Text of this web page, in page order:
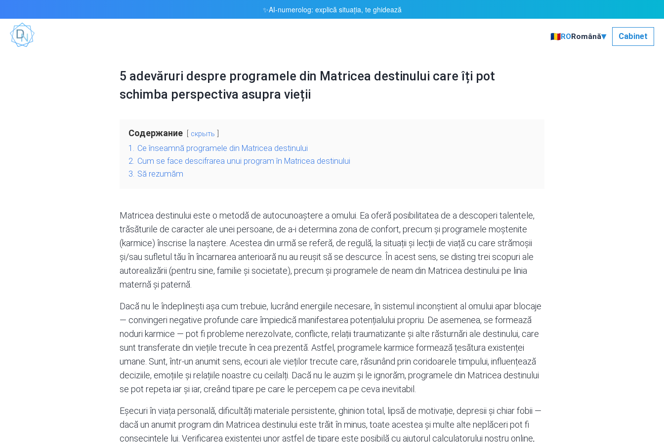
🇷🇴RORomână▾ Cabinet
5 adevăruri despre programele din Matricea destinului care îți pot
schimba perspectiva asupra vieții
Содержание скрыть
1. Ce înseamnă programele din Matricea destinului
2. Cum se face descifrarea unui program în Matricea destinului
3. Să rezumăm
Matricea destinului este o metodă de autocunoaștere a omului. Ea oferă posibilitatea de a descoperi talentele,
trăsăturile de caracter ale unei persoane, de a-i determina zona de confort, precum și programele moștenite
(karmice) înscrise la naștere. Acestea din urmă se referă, de regulă, la situații și lecții de viață cu care strămoșii
și/sau sufletul tău în încarnarea anterioară nu au reușit să se descurce. În acest sens, se disting trei scopuri ale
autorealizării (pentru sine, familie și societate), precum și programele de neam din Matricea destinului pe linia
maternă și paternă.
Dacă nu le îndeplinești așa cum trebuie, lucrând energiile necesare, în sistemul inconștient al omului apar blocaje
— convingeri negative profunde care împiedică manifestarea potențialului propriu. De asemenea, se formează
noduri karmice — pot fi probleme nerezolvate, conflicte, relații traumatizante și alte răsturnări ale destinului, care
sunt transferate din viețile trecute în cea prezentă. Astfel, programele karmice formează țesătura existenței
umane. Sunt, într-un anumit sens, ecouri ale vieților trecute care, răsunând prin coridoarele timpului, influențează
deciziile, emoțiile și relațiile noastre cu ceilalți. Dacă nu le auzim și le ignorăm, programele din Matricea destinului
se pot repeta iar și iar, creând tipare pe care le percepem ca pe ceva inevitabil.
Eșecuri în viața personală, dificultăți materiale persistente, ghinion total, lipsă de motivație, depresii și chiar fobii —
dacă un anumit program din Matricea destinului este trăit în minus, toate acestea și multe alte neplăceri pot fi
consecințele lui. Verificarea existenței unor astfel de tipare este posibilă cu ajutorul calculatorului nostru online,
✨AI-numerolog: explică situația, te ghidează